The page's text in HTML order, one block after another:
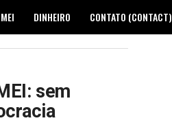
MEI DINHEIRO CONTATO (CONTACT)
sem